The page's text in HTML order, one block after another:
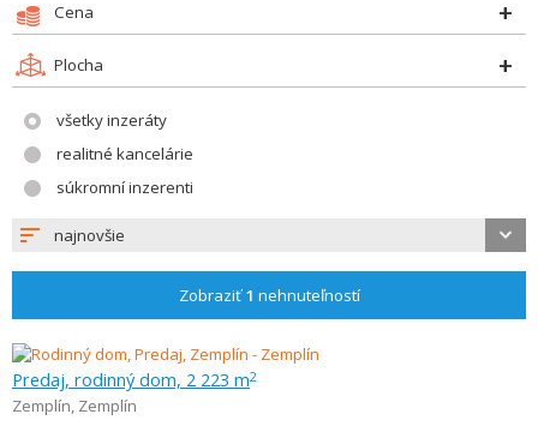
Cena
Plocha
všetky inzeráty
realitné kancelárie
súkromní inzerenti
najnovšie
Zobraziť1 nehnuteľností
Predaj, rodinný dom, 2 223 m2
Zemplín, Zemplín